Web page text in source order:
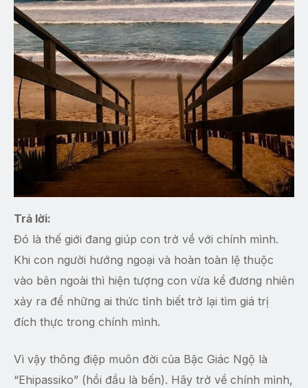
Trả lời:
Đó là thế giới đang giúp con trở về với chính mình.
Khi con người hướng ngoại và hoàn toàn lệ thuộc
vào bên ngoài thì hiện tượng con vừa kể đương nhiên
xảy ra để những ai thức tỉnh biết trở lại tìm giá trị
đích thực trong chính mình.
Vì vậy thông điệp muôn đời của Bậc Giác Ngộ là
“Ehipassiko” (hồi đầu là bến). Hãy trở về chính mình,